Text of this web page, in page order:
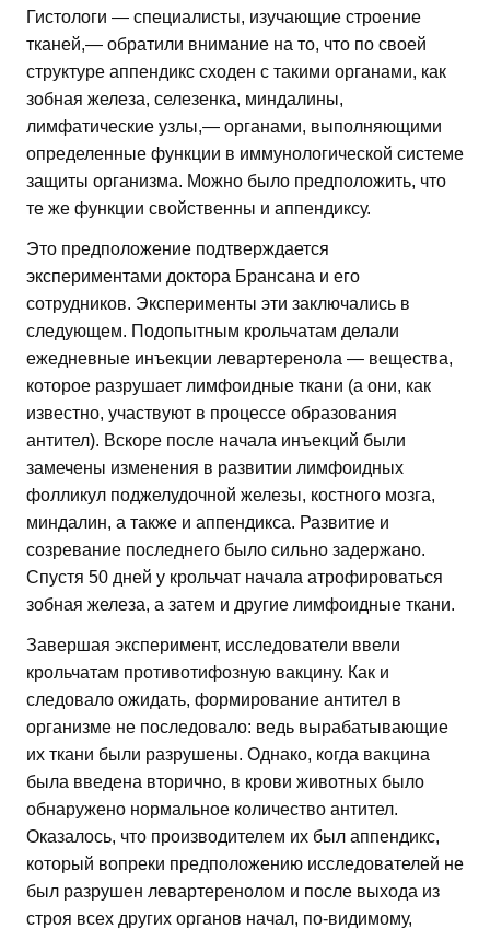
Гистологи — специалисты, изучающие строение
тканей,— обратили внимание на то, что по своей
структуре аппендикс сходен с такими органами, как
зобная железа, селезенка, миндалины,
лимфатические узлы,— органами, выполняющими
определенные функции в иммунологической системе
защиты организма. Можно было предположить, что
те же функции свойственны и аппендиксу.
Это предположение подтверждается
экспериментами доктора Брансана и его
сотрудников. Эксперименты эти заключались в
следующем. Подопытным крольчатам делали
ежедневные инъекции левартеренола — вещества,
которое разрушает лимфоидные ткани (а они, как
известно, участвуют в процессе образования
антител). Вскоре после начала инъекций были
замечены изменения в развитии лимфоидных
фолликул поджелудочной железы, костного мозга,
миндалин, а также и аппендикса. Развитие и
созревание последнего было сильно задержано.
Спустя 50 дней у крольчат начала атрофироваться
зобная железа, а затем и другие лимфоидные ткани.
Завершая эксперимент, исследователи ввели
крольчатам противотифозную вакцину. Как и
следовало ожидать, формирование антител в
организме не последовало: ведь вырабатывающие
их ткани были разрушены. Однако, когда вакцина
была введена вторично, в крови животных было
обнаружено нормальное количество антител.
Оказалось, что производителем их был аппендикс,
который вопреки предположению исследователей не
был разрушен левартеренолом и после выхода из
строя всех других органов начал, по-видимому,